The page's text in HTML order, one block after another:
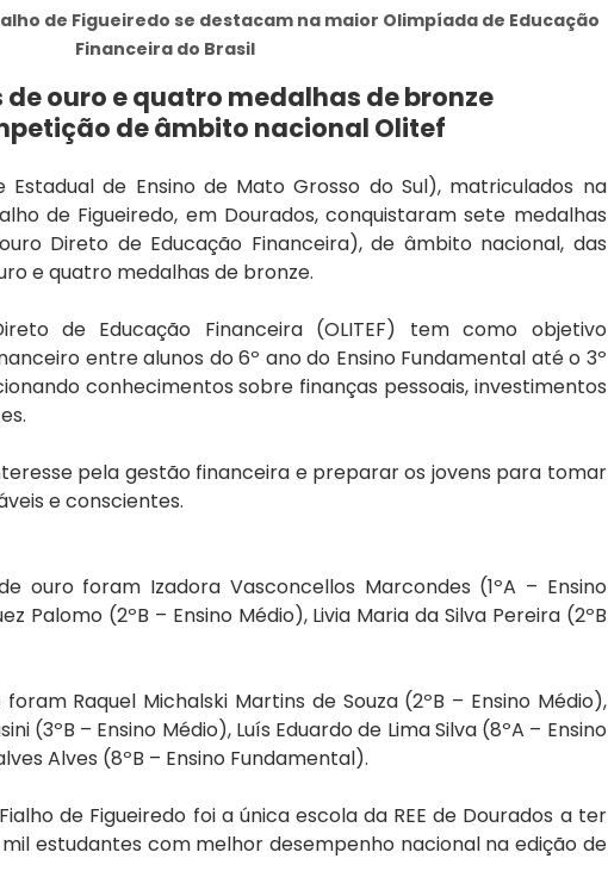
de Figueiredo se destacam na maior Olimpíada de Educação
Financeira do Brasil
ouro e quatro medalhas de bronze
de âmbito nacional Olitef
Estadual de Ensino de Mato Grosso do Sul), matriculados na
de Figueiredo, em Dourados, conquistaram sete medalhas
Direto de Educação Financeira), de âmbito nacional, das
e quatro medalhas de bronze.
de Educação Financeira (OLITEF) tem como objetivo
entre alunos do 6º ano do Ensino Fundamental até o 3º
conhecimentos sobre finanças pessoais, investimentos
pela gestão financeira e preparar os jovens para tomar
e conscientes.
ouro foram Izadora Vasconcellos Marcondes (1ºA – Ensino
Palomo (2ºB – Ensino Médio), Livia Maria da Silva Pereira (2ºB
Raquel Michalski Martins de Souza (2ºB – Ensino Médio),
(3ºB – Ensino Médio), Luís Eduardo de Lima Silva (8ºA – Ensino
Alves (8ºB – Ensino Fundamental).
de Figueiredo foi a única escola da REE de Dourados a ter
estudantes com melhor desempenho nacional na edição de